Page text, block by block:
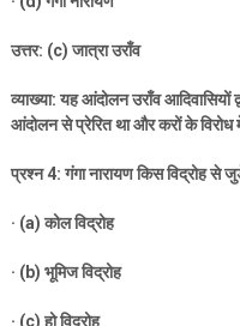
उत्तर: (c)जात्रा उराँव
व्याख्या: यह आंदोलन उराँव आदिवासियों
आंदोलन से प्रेरित था और करों के विरोध
प्रश्न4:गंगा नारायण किस विद्रोह से
· (a)कोल विद्रोह
· (b) भूमिज विद्रोह
· (c)हो विद्रोह